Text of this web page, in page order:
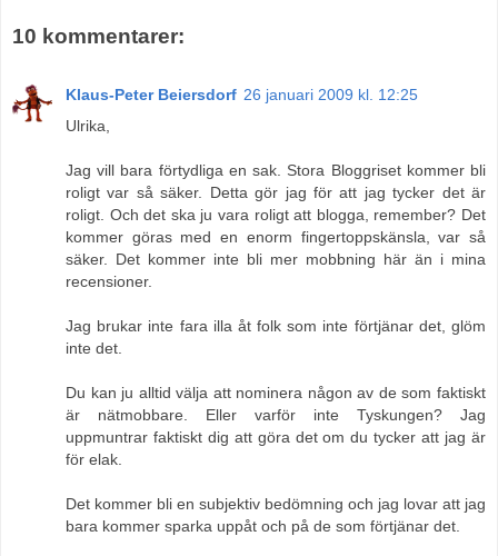
10 kommentarer:
Klaus-Peter Beiersdorf 26 januari 2009 kl. 12:25
Ulrika,
Jag vill bara förtydliga en sak. Stora Bloggriset kommer bli
roligt var så säker. Detta gör jag för att jag tycker det är
roligt. Och det ska ju vara roligt att blogga, remember? Det
kommer göras med en enorm fingertoppskänsla, var så
säker. Det kommer inte bli mer mobbning här än i mina
recensioner.
Jag brukar inte fara illa åt folk som inte förtjänar det, glöm
inte det.
Du kan ju alltid välja att nominera någon av de som faktiskt
är nätmobbare. Eller varför inte Tyskungen? Jag
uppmuntrar faktiskt dig att göra det om du tycker att jag är
för elak.
Det kommer bli en subjektiv bedömning och jag lovar att jag
bara kommer sparka uppåt och på de som förtjänar det.